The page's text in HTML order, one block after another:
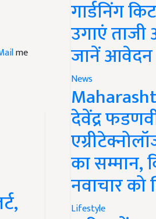
गार्डनिंग
उगाएं ताजी
जानें आवेदन
News
देवेंद्र
का सम्मान,
नवाचार को
Lifestyle